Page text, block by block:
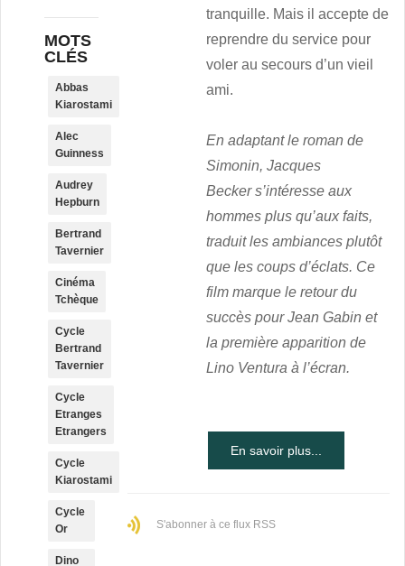
tranquille. Mais il accepte de
reprendre du service pour
voler au secours d’un vieil
ami.
En adaptant le roman de
Simonin, Jacques
Becker s’intéresse aux
hommes plus qu’aux faits,
traduit les ambiances plutôt
que les coups d’éclats. Ce
film marque le retour du
succès pour Jean Gabin et
la première apparition de
Lino Ventura à l’écran.
En savoir plus...
S'abonner à ce flux RSS
MOTS
CLÉS
Abbas
Kiarostami
Alec
Guinness
Audrey
Hepburn
Bertrand
Tavernier
Cinéma
Tchèque
Cycle
Bertrand
Tavernier
Cycle
Etranges
Etrangers
Cycle
Kiarostami
Cycle
Or
Dino